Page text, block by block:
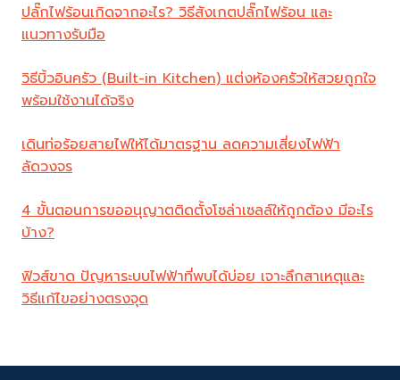
ปลั๊กไฟร้อนเกิดจากอะไร? วิธีสังเกตปลั๊กไฟร้อน และ
แนวทางรับมือ
วิธีบิ้วอินครัว (Built-in Kitchen) แต่งห้องครัวให้สวยถูกใจ
พร้อมใช้งานได้จริง
เดินท่อร้อยสายไฟให้ได้มาตรฐาน ลดความเสี่ยงไฟฟ้า
ลัดวงจร
4 ขั้นตอนการขออนุญาตติดตั้งโซล่าเซลล์ให้ถูกต้อง มีอะไร
บ้าง?
ฟิวส์ขาด ปัญหาระบบไฟฟ้าที่พบได้บ่อย เจาะลึกสาเหตุและ
วิธีแก้ไขอย่างตรงจุด